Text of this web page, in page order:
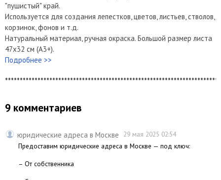
"пушистый" край.
Используется для создания лепестков, цветов, листьев, стволов,
корзинок, фонов и т.д.
Натуральный материал, ручная окраска. Большой размер листа
47х32 см (А3+).
Подробнее >>
9 комментариев
юридические адреса в Москве
29 мая 2025 02:54
Предоставим юридические адреса в Москве — под ключ:
– От собственника